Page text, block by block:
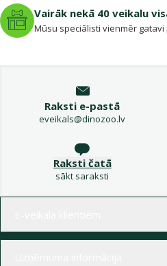
Vairāk nekā 40 veikalu
Mūsu speciālisti vienmēr gatavi
Raksti e-pastā
eveikals@dinozoo.lv
Raksti čatā
sākt saraksti